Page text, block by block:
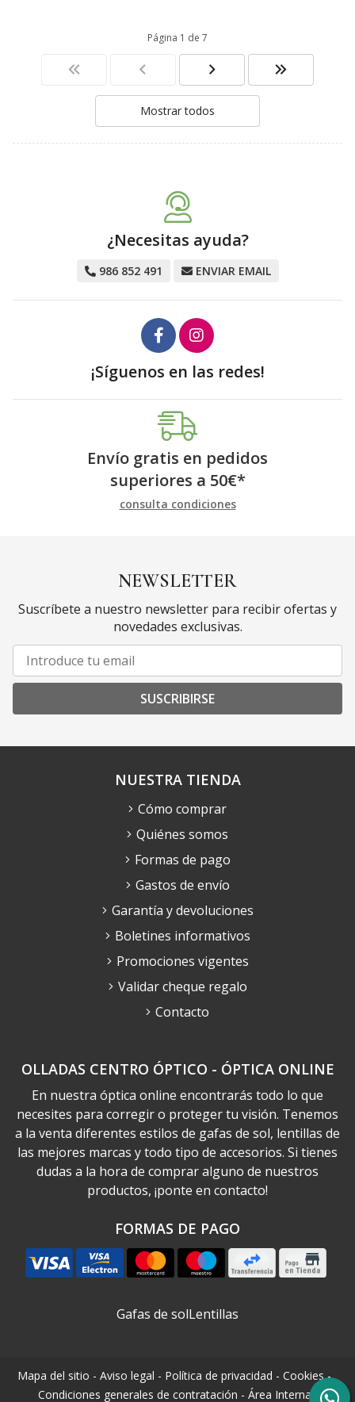
Página 1 de 7
Mostrar todos
¿Necesitas ayuda?
986 852 491 ENVIAR EMAIL
¡Síguenos en las redes!
Envío gratis en pedidos
superiores a 50€*
consulta condiciones
NEWSLETTER
Suscríbete a nuestro newsletter para recibir ofertas y
novedades exclusivas.
SUSCRIBIRSE
OLLADAS CENTRO ÓPTICO - ÓPTICA ONLINE
En nuestra óptica online encontrarás todo lo que
necesites para corregir o proteger tu visión. Tenemos
a la venta diferentes estilos de gafas de sol, lentillas de
las mejores marcas y todo tipo de accesorios. Si tienes
dudas a la hora de comprar alguno de nuestros
productos, ¡ponte en contacto!
FORMAS DE PAGO
NUESTRA TIENDA
Cómo comprar
Quiénes somos
Formas de pago
Gastos de envío
Garantía y devoluciones
Boletines informativos
Promociones vigentes
Validar cheque regalo
Contacto
Gafas de solLentillas
Mapa del sitio - Aviso legal - Política de privacidad - Cookies-
Condiciones generales de contratación - Área Interna